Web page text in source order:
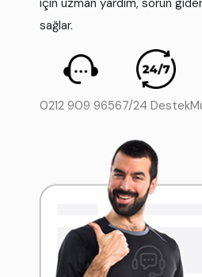
sağlar.
0212 909 96567/24 Destek